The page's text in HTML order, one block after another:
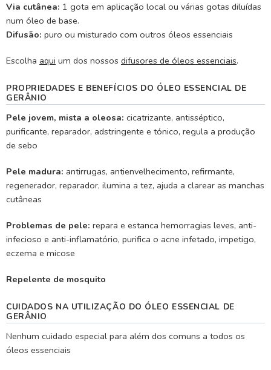
Via cutânea: 1 gota em aplicação local ou várias gotas diluídas
num óleo de base.
Difusão: puro ou misturado com outros óleos essenciais
Escolha aqui um dos nossos difusores de óleos essenciais.
PROPRIEDADES E BENEFÍCIOS DO ÓLEO ESSENCIAL DE
GERÂNIO
Pele jovem, mista a oleosa: cicatrizante, antisséptico,
purificante, reparador, adstringente e tónico, regula a produção
de sebo
Pele madura: antirrugas, antienvelhecimento, refirmante,
regenerador, reparador, ilumina a tez, ajuda a clarear as manchas
cutâneas
Problemas de pele: repara e estanca hemorragias leves, anti-
infecioso e anti-inflamatório, purifica o acne infetado, impetigo,
eczema e micose
Repelente de mosquito
CUIDADOS NA UTILIZAÇÃO DO ÓLEO ESSENCIAL DE
GERÂNIO
Nenhum cuidado especial para além dos comuns a todos os
óleos essenciais